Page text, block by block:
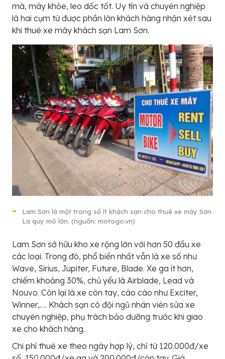
mà, máy khỏe, leo dốc tốt. Uy tín và chuyên nghiệp
là hai cụm từ được phần lớn khách hàng nhận xét sau
khi thuê xe máy khách sạn Lam Sơn.
Lam Sơn là một trong số ít khách sạn cho thuê xe máy Sơn
La quy mô lớn. (nguồn: motogo.vn)
Lam Sơn sở hữu kho xe rộng lớn với hơn 50 đầu xe
các loại. Trong đó, phổ biến nhất vẫn là xe số như
Wave, Sirius, Jupiter, Future, Blade. Xe ga ít hơn,
chiếm khoảng 30%, chủ yếu là Airblade, Lead và
Nouvo. Còn lại là xe côn tay, cào cào như Exciter,
Winner,…. Khách sạn có đội ngũ nhân viên sửa xe
chuyên nghiệp, phụ trách bảo dưỡng trước khi giao
xe cho khách hàng.
Chi phí thuê xe theo ngày hợp lý, chỉ từ 120.000đ/xe